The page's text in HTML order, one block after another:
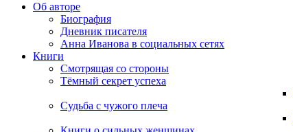
Об авторе
Биография
Дневник писателя
Анна Иванова в социальных сетях
Книги
Смотрящая со стороны
Тёмный секрет успеха
Судьба с чужого плеча